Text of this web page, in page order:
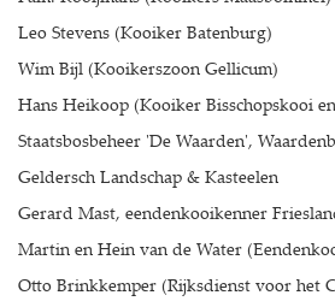
Leo Stevens (Kooiker Batenburg)
Wim Bijl (Kooikerszoon Gellicum)
Hans Heikoop (Kooiker Bisschopskooi
Staatsbosbeheer 'De Waarden',
Geldersch Landschap & Kasteelen
Gerard Mast, eendenkooikenner
Martin en Hein van de Water
Otto Brinkkemper (Rijksdienst voor het